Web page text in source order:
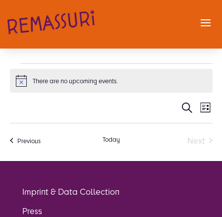
Events
Notice There are no upcoming events.
Events
Search
Views
Search
List
date.
PreviousEvents Today
Next
Imprint & Data Collection
Press